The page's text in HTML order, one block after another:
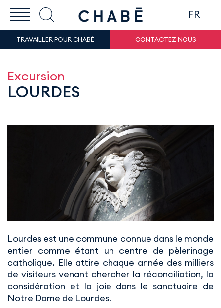
FR
TRAVAILLER POUR CHABÉ CONTACTEZ NOUS
Excursion
LOURDES
Lourdes est une commune connue dans le monde
entier comme étant un centre de pèlerinage
catholique. Elle attire chaque année des milliers
de visiteurs venant chercher la réconciliation, la
considération et la joie dans le sanctuaire de
Notre Dame de Lourdes.